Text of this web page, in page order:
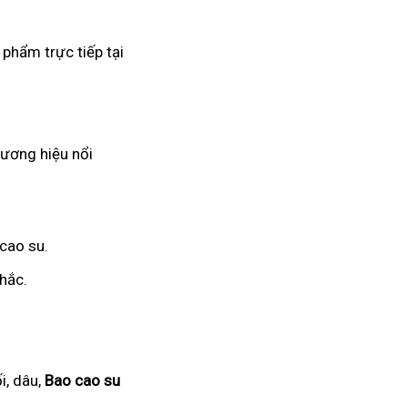
phẩm trực tiếp tại
hiệu nổi
su.
dâu, Bao cao su